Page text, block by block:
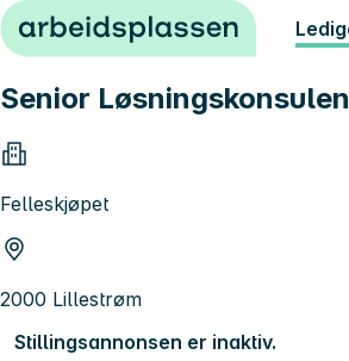
Hopp til innhold
Senior
Felleskjøpet
2000 Lillestrøm
Stillingsannonsen er inaktiv.